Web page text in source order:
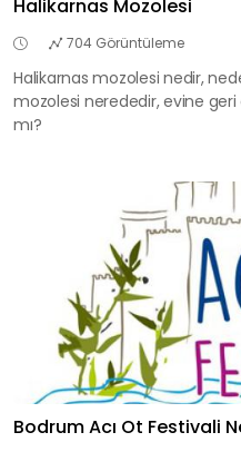
Halikarnas Mozolesi
704 Görüntüleme
Halikarnas mozolesi nedir,
mozolesi nerededir, evine geri
mı?
Bodrum Acı Ot Festivali